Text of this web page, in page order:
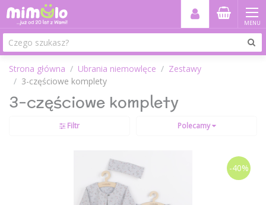
MENU
Strona główna Ubrania niemowlęce
Zestawy
3-częściowe komplety
3-częściowe komplety
Filtr Polecamy
-40%